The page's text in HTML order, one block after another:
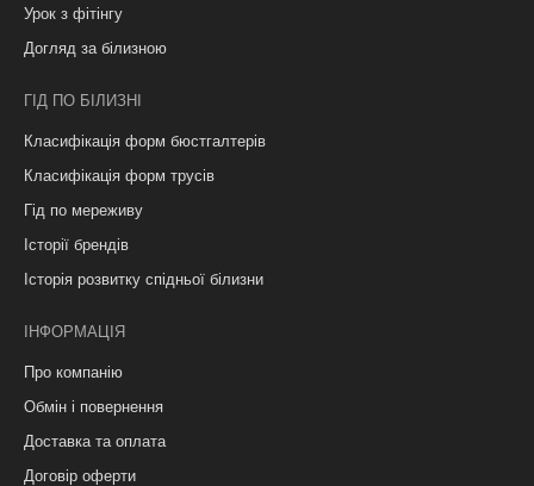
Урок з фітінгу
Догляд за білизною
ГІД ПО БІЛИЗНІ
Класифікація форм бюстгалтерів
Класифікація форм трусів
Гід по мереживу
Історії брендів
Історія розвитку спідньої білизни
ІНФОРМАЦІЯ
Про компанію
Обмін і повернення
Доставка та оплата
Договір оферти